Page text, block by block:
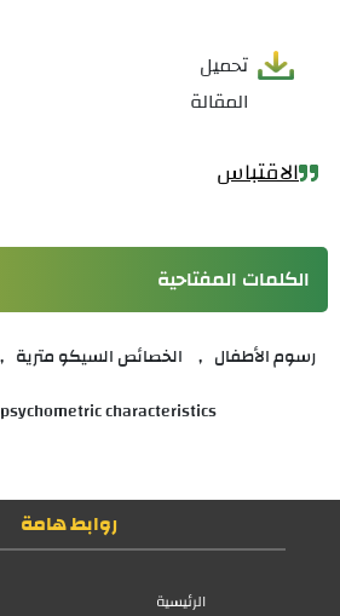
تحميل
المقالة
الاقتباس
الكلمات المفتاحية
رسوم الأطفال الخصائص السيكو مترية
psychometric characteristics
روابط هامة
الرئيسية